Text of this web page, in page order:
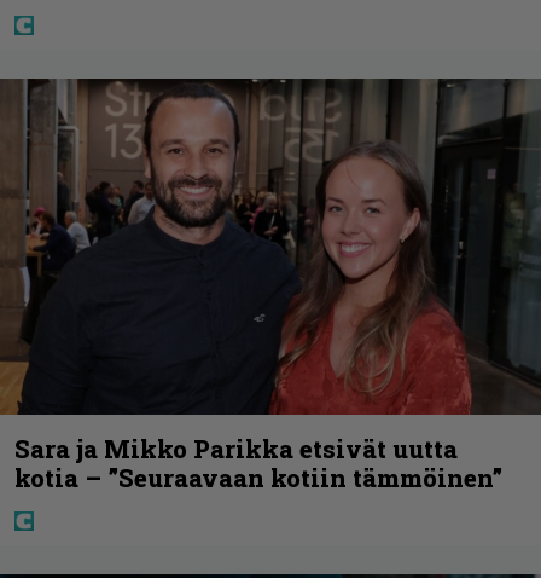
Sara ja Mikko Parikka etsivät uutta
kotia – ”Seuraavaan kotiin tämmöinen”